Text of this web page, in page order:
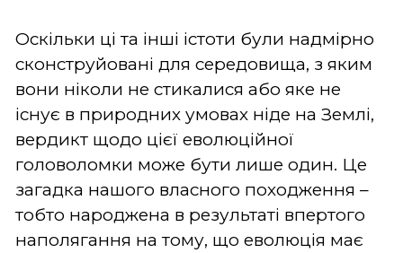
Оскільки ці та інші істоти були надмірно
сконструйовані для середовища, з яким
вони ніколи не стикалися або яке не
існує в природних умовах ніде на Землі,
вердикт щодо цієї еволюційної
головоломки може бути лише один. Це
загадка нашого власного походження –
тобто народжена в результаті впертого
наполягання на тому, що еволюція має